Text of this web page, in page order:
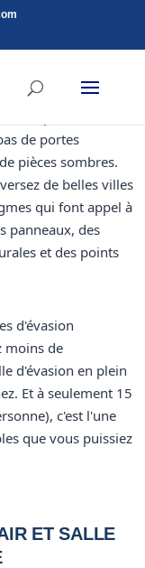
room d'un
en plein air, sous
de portes
pièces sombres.
de belles villes
qui font appel à
panneaux, des
et des points
d'évasion
moins de
d'évasion en plein
Et à seulement 15
c'est l'une
que vous puissiez
ET SALLE